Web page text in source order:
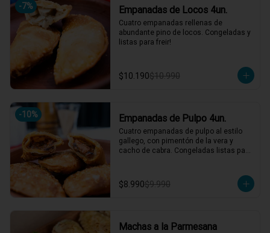
-7% Empanadas de Locos 4un.
Cuatro empanadas rellenas de
abundante pino de locos. Congeladas y
listas para freir!
$10.190$10.990
-10% Empanadas de Pulpo 4un.
Cuatro empanadas de pulpo al estilo
gallego, con pimentón de la vera y
cacho de cabra. Congeladas listas para
$8.990$9.990
Machas a la Parmesana